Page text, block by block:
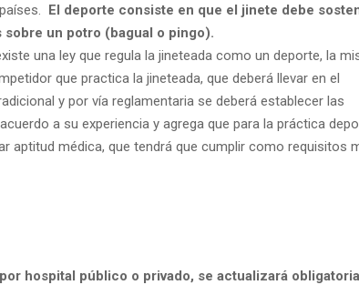
El deporte consiste en que el jinete debe
un potro (bagual o pingo).
una ley que regula la jineteada como un deporte, la
que practica la jineteada, que deberá llevar en el
y por vía reglamentaria se deberá establecer las
a su experiencia y agrega que para la práctica
aptitud médica, que tendrá que cumplir como requisitos
hospital público o privado, se actualizará